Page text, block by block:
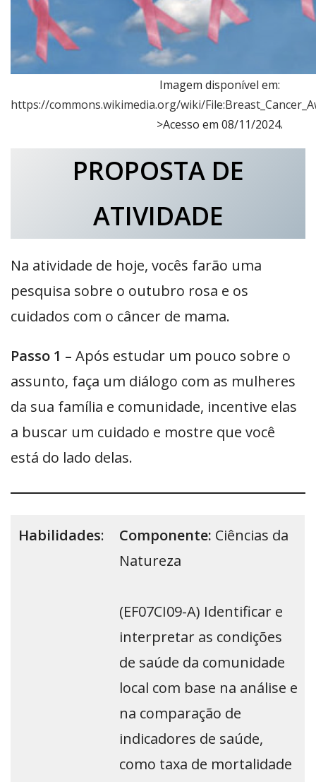
Imagem disponível em:
https://commons.wikimedia.org/wiki/
>Acesso em 08/11/2024.
PROPOSTA DE
ATIVIDADE
Na atividade de hoje, vocês farão uma
pesquisa sobre o outubro rosa e os
cuidados com o câncer de mama.
Passo 1 – Após estudar um pouco sobre o
assunto, faça um diálogo com as mulheres
da sua família e comunidade, incentive elas
a buscar um cuidado e mostre que você
está do lado delas.
Habilidades: Componente: Ciências da
Natureza
(EF07CI09-A) Identificar e
interpretar as condições
de saúde da comunidade
local com base na análise e
na comparação de
indicadores de saúde,
como taxa de mortalidade